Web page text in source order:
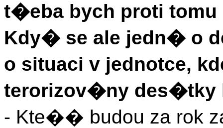
t�eba bych proti
Kdy� se ale jedn� o
o situaci v jednotce,
terorizov�ny
- Kte�� budou za rok